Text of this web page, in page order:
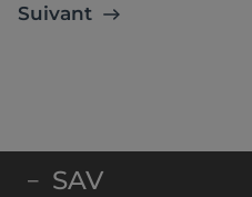
Suivant
– SAV